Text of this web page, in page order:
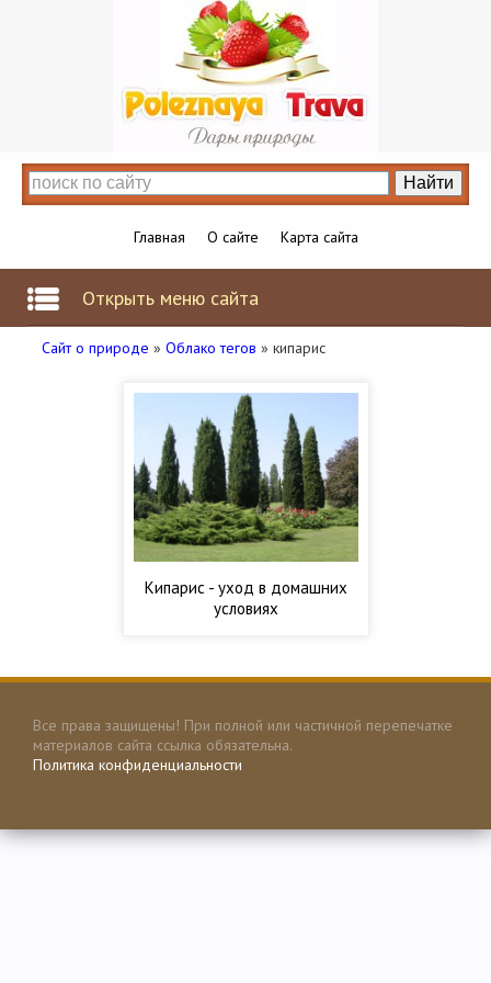
Главная О сайте Карта сайта
Открыть меню сайта
Сайт о природе » Облако тегов » кипарис
Кипарис - уход в домашних
условиях
Все права защищены! При полной или частичной перепечатке
материалов сайта ссылка обязательна.
Политика конфиденциальности